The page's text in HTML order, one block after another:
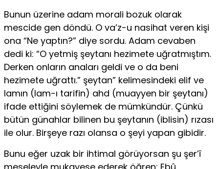
Bunun üzerine adam morali bozuk olarak
mescide gen döndü. O va’z-u nasihat veren kişi
ona “Ne yaptın?” diye sordu. Adam cevaben
dedi ki: “O yetmiş şeytanı hezimete uğratmıştım.
Derken onların anaları geldi ve o da beni
hezimete uğrattı.” şeytan” kelimesindeki elif ve
lamın (lam-ı tarifin) ahd (muayyen bir şeytanı)
ifade ettiğini söylemek de mümkündür. Çünkü
bütün günahlar bilinen bu şeytanın (iblisin) rızası
ile olur. Birşeye razı olansa o şeyi yapan gibidir.
Bunu eğer uzak bir ihtimal görüyorsan şu şer’î